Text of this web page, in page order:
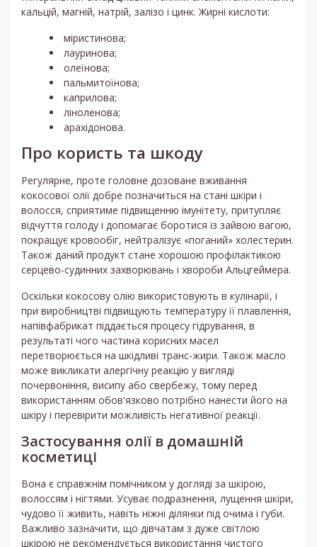
кальцій, магній, натрій, залізо і цинк. Жирні кислоти:
міристинова;
лауринова;
олеїнова;
пальмитоїнова;
каприлова;
ліноленова;
арахідонова.
Про користь та шкоду
Регулярне, проте головне дозоване вживання
кокосової олії добре позначиться на стані шкіри і
волосся, сприятиме підвищенню імунітету, притупляє
відчуття голоду і допомагає боротися із зайвою вагою,
покращує кровообіг, нейтралізує «поганий» холестерин.
Також даний продукт стане хорошою профілактикою
серцево-судинних захворювань і хвороби Альцгеймера.
Оскільки кокосову олію використовують в кулінарії, і
при виробництві підвищують температуру її плавлення,
напівфабрикат піддається процесу гідрування, в
результаті чого частина корисних масел
перетворюється на шкідливі транс-жири. Також масло
може викликати алергічну реакцію у вигляді
почервоніння, висипу або свербежу, тому перед
використанням обов'язково потрібно нанести його на
шкіру і перевірити можливість негативної реакції.
Застосування олії в домашній
косметиці
Вона є справжнім помічником у догляді за шкірою,
волоссям і нігтями. Усуває подразнення, лущення шкіри,
чудово її живить, навіть ніжні ділянки під очима і губи.
Важливо зазначити, що дівчатам з дуже світлою
шкірою не рекомендується використання чистого